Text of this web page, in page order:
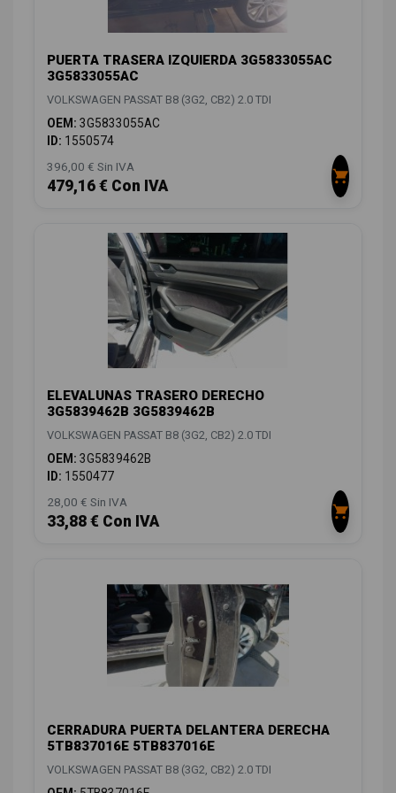
PUERTA TRASERA IZQUIERDA 3G5833055AC
3G5833055AC
VOLKSWAGEN PASSAT B8 (3G2, CB2) 2.0 TDI
OEM: 3G5833055AC
ID: 1550574
396,00 € Sin IVA
479,16 € Con IVA
ELEVALUNAS TRASERO DERECHO
3G5839462B 3G5839462B
VOLKSWAGEN PASSAT B8 (3G2, CB2) 2.0 TDI
OEM: 3G5839462B
ID: 1550477
28,00 € Sin IVA
33,88 € Con IVA
CERRADURA PUERTA DELANTERA DERECHA
5TB837016E 5TB837016E
VOLKSWAGEN PASSAT B8 (3G2, CB2) 2.0 TDI